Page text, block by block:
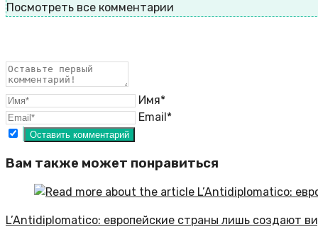
Посмотреть все комментарии
Имя*
Email*
Вам также может понравиться
L’Antidiplomatico: европейские страны лишь создают